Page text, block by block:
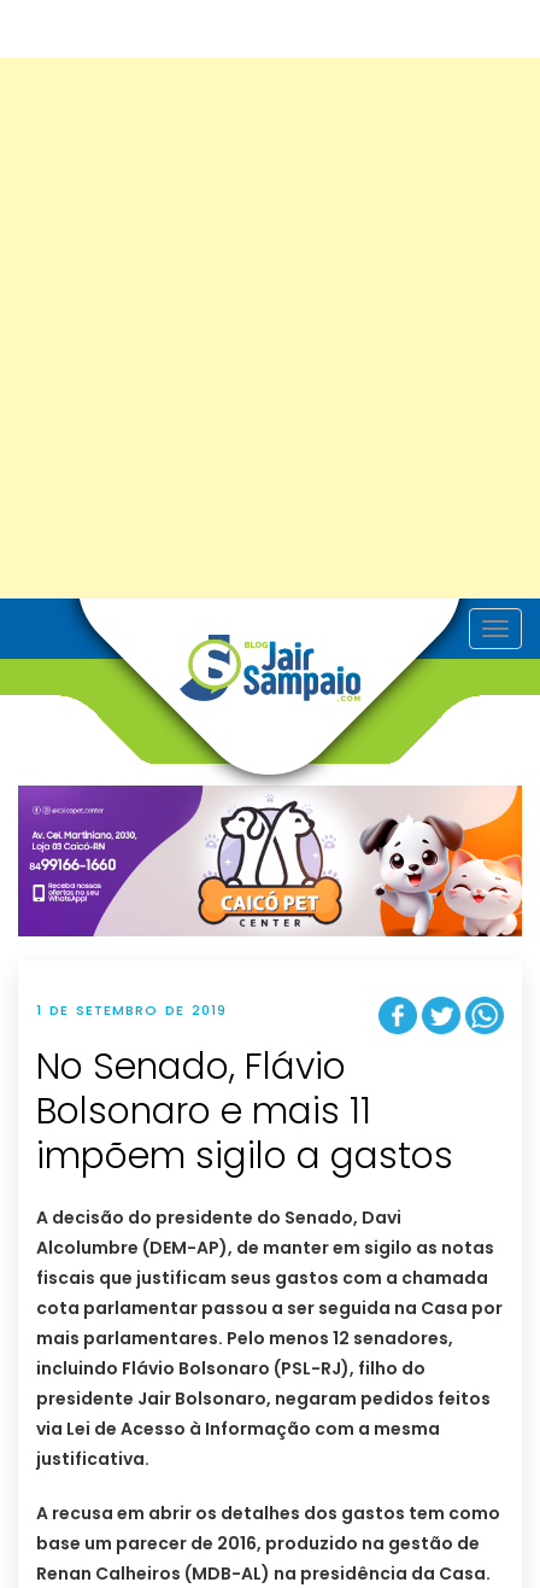
T
o
v
g
t
i
o
n
1 DE SETEMBRO DE 2019
No Senado, Flávio
Bolsonaro e mais 11
impõem sigilo a gastos
A decisão do presidente do Senado, Davi
Alcolumbre (DEM-AP), de manter em sigilo as notas
fiscais que justificam seus gastos com a chamada
cota parlamentar passou a ser seguida na Casa por
mais parlamentares. Pelo menos 12 senadores,
incluindo Flávio Bolsonaro (PSL-RJ), filho do
presidente Jair Bolsonaro, negaram pedidos feitos
via Lei de Acesso à Informação com a mesma
justificativa.
A recusa em abrir os detalhes dos gastos tem como
base um parecer de 2016, produzido na gestão de
Renan Calheiros (MDB-AL) na presidência da Casa.